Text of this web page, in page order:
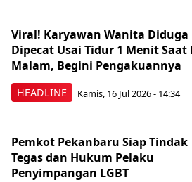
HEADLINE
Viral! Karyawan Wanita Diduga
Dipecat Usai Tidur 1 Menit Saat
Malam, Begini Pengakuannya
Kamis, 16 Jul 2026 - 14:34
Pemkot Pekanbaru Siap Tindak
Tegas dan Hukum Pelaku
Penyimpangan LGBT